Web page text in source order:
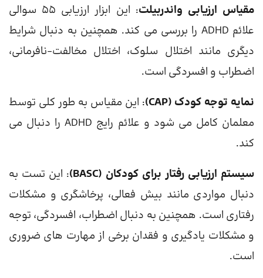
مقیاس ارزیابی واندربیلت
: این ابزار ارزیابی 55 سوالی
علائم ADHD را بررسی می کند. همچنین به دنبال شرایط
دیگری مانند اختلال سلوک، اختلال مخالفت-نافرمانی،
اضطراب و افسردگی است.
نمایه توجه کودک (CAP)
: این مقیاس به طور کلی توسط
معلمان کامل می شود و علائم رایج ADHD را دنبال می
کند.
سیستم ارزیابی رفتار برای کودکان (BASC)
: این تست به
دنبال مواردی مانند بیش فعالی، پرخاشگری و مشکلات
رفتاری است. همچنین به دنبال اضطراب، افسردگی، توجه
و مشکلات یادگیری و فقدان برخی از مهارت های ضروری
است.